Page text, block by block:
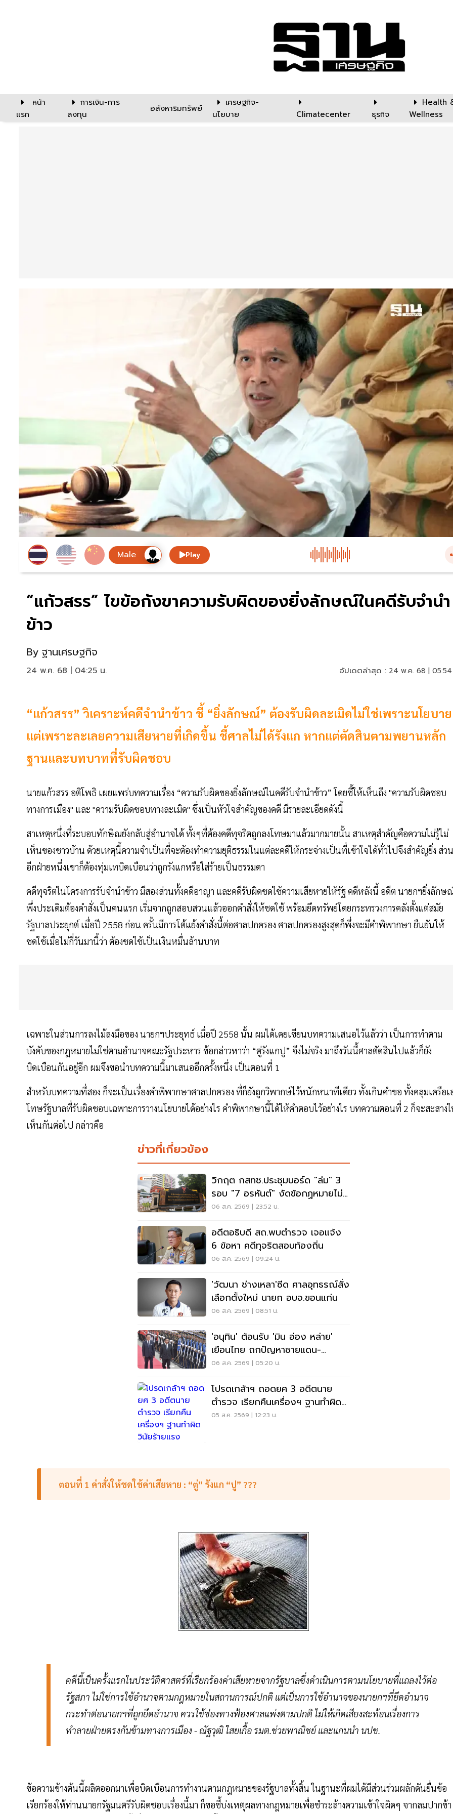
หน้า
แรก
การเงิน-การ
ลงทุน
อสังหาริมทรัพย์
เศรษฐกิจ-
นโยบาย
Climatecenter ธุรกิจ
Health
Wellness
Play
“แก้วสรร” ไขข้อกังขาความรับผิดของยิ่งลักษณ์ในคดีรับจำนำ
ข้าว
By ฐานเศรษฐกิจ
24 พ.ค. 68 | 04:25 น. อัปเดตล่าสุด : 24 พ.ค. 68 |
“แก้วสรร” วิเคราะห์คดีจำนำข้าว ชี้ “ยิ่งลักษณ์” ต้องรับผิดละเมิดไม่ใช่เพราะนโยบาย
แต่เพราะละเลยความเสียหายที่เกิดขึ้น ชี้ศาลไม่ได้รังแก หากแต่ตัดสินตามพยานหลัก
ฐานและบทบาทที่รับผิดชอบ
นายแก้วสรร อติโพธิ เผยแพร่บทความเรื่อง “ความรับผิดของยิ่งลักษณ์ในคดีรับจำนำข้าว” โดยชี้ให้เห็นถึง "ความรับผิดชอบ
ทางการเมือง" และ "ความรับผิดชอบทางละเมิด" ซึ่งเป็นหัวใจสำคัญของคดี มีรายละเอียดดังนี้
สาเหตุหนึ่งที่ระบอบทักษิณยังกลับสู่อำนาจได้ ทั้งๆที่ต้องคดีทุจริตถูกลงโทษมาแล้วมากมายนั้น สาเหตุสำคัญคือความไม่รู้ไม่
เห็นของชาวบ้าน ด้วยเหตุนี้ความจำเป็นที่จะต้องทำความยุติธรรมในแต่ละคดีให้กระจ่างเป็นที่เข้าใจได้ทั่วไปจึงสำคัญยิ่ง ส่วน
อีกฝ่ายหนึ่งเขาก็ต้องทุ่มเทบิดเบือนว่าถูกรังแกหรือใส่ร้ายเป็นธรรมดา
คดีทุจริตในโครงการรับจำนำข้าว มีสองส่วนทั้งคดีอาญา และคดีรับผิดชดใช้ความเสียหายให้รัฐ คดีหลังนี้ อดีต นายกฯยิ่งลักษ
พึ่งประเดิมต้องคำสั่งเป็นคนแรก เริ่มจากถูกสอบสวนแล้วออกคำสั่งให้ชดใช้ พร้อมยึดทรัพย์โดยกระทรวงการคลังตั้งแต่สมัย
รัฐบาลประยุกต์ เมื่อปี 2558 ก่อน ครั้นมีการโต้แย้งคำสั่งนี้ต่อศาลปกครอง ศาลปกครองสูงสุดก็พึ่งจะมีคำพิพากษา ยืนยันให้
ชดใช้เมื่อไม่กี่วันมานี้ว่า ต้องชดใช้เป็นเงินหมื่นล้านบาท
เฉพาะในส่วนการลงไม้ลงมือของ นายกฯประยุทธ์ เมื่อปี 2558 นั้น ผมได้เคยเขียนบทความเสนอไว้แล้วว่า เป็นการทำตาม
บังคับของกฎหมายไม่ใช่ตามอำนาจคณะรัฐประหาร ข้อกล่าวหาว่า “ตู่รังแกปู” จึงไม่จริง มาถึงวันนี้ศาลตัดสินไปแล้วก็ยัง
บิดเบือนกันอยู่อีก ผมจึงขอนำบทความนี้มาเสนออีกครั้งหนึ่ง เป็นตอนที่ 1
สำหรับบทความที่สอง ก็จะเป็นเรื่องคำพิพากษาศาลปกครอง ที่ก็ยังถูกวิพากษ์ไว้หนักหนาทีเดียว ทั้งเกินคำขอ ทั้งคลุมเครือเ
โทษรัฐบาลที่รับผิดชอบเฉพาะการวางนโยบายได้อย่างไร คำพิพากษานี้ได้ให้คำตอบไว้อย่างไร บทความตอนที่ 2 ก็จะสะสาง
เห็นกันต่อไป กล่าวคือ
ข่าวที่เกี่ยวข้อง
วิกฤต กสทช.ประชุมบอร์ด "ล่ม" 3
รอบ "7 อรหันต์" งัดข้อกฏหมายไม่มี
ใครยอมใคร
06 ส.ค. 2569 | 23:52 น.
อดีตอธิบดี สถ.พบตำรวจ เจอแจ้ง
6 ข้อหา คดีทุจริตสอบท้องถิ่น
06 ส.ค. 2569 | 09:24 น.
'วัฒนา ช่างเหลา'ซีด ศาลอุทธรณ์สั่ง
เลือกตั้งใหม่ นายก อบจ.ขอนแก่น
06 ส.ค. 2569 | 08:51 น.
'อนุทิน' ต้อนรับ 'มิน อ่อง หล่าย'
เยือนไทย ถกปัญหาชายแดน-
พลังงาน-การค้า
06 ส.ค. 2569 | 05:20 น.
โปรดเกล้าฯ ถอดยศ 3 อดีตนาย
ตำรวจ เรียกคืนเครื่องฯ ฐานทำผิด
วินัยร้ายแรง
05 ส.ค. 2569 | 12:23 น.
ตอนที่ 1 คำสั่งให้ชดใช้ค่าเสียหาย : “ตู่” รังแก “ปู” ???
คดีนี้เป็นครั้งแรกในประวัติศาสตร์ที่เรียกร้องค่าเสียหายจากรัฐบาลซึ่งดำเนินการตามนโยบายที่แถลงไว้ต่อ
รัฐสภา ไม่ใช่การใช้อำนาจตามกฎหมายในสถานการณ์ปกติ แต่เป็นการใช้อำนาจของนายกฯที่ยึดอำนาจ
กระทำต่อนายกฯที่ถูกยึดอำนาจ ควรใช้ช่องทางฟ้องศาลแพ่งตามปกติ ไม่ให้เกิดเสียงสะท้อนเรื่องการ
ทำลายฝ่ายตรงกันข้ามทางการเมือง - ณัฐวุฒิ ใสยเกื้อ รมต.ช่วยพาณิชย์ และแกนนำ นปช.
ข้อความข้างต้นนี้ผลิตออกมาเพื่อบิดเบือนการทำงานตามกฎหมายของรัฐบาลทั้งสิ้น ในฐานะที่ผมได้มีส่วนร่วมผลักดันยื่นข้อ
เรียกร้องให้ท่านนายกรัฐมนตรีรับผิดชอบเรื่องนี้มา ก็ขอชี้บ่งเหตุผลทางกฎหมายเพื่อชำระล้างความเข้าใจผิดๆ จากลมปากข้า